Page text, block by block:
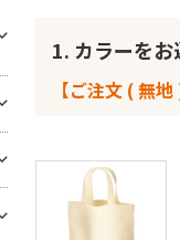
1. カラーを
【ご注文 ( 無